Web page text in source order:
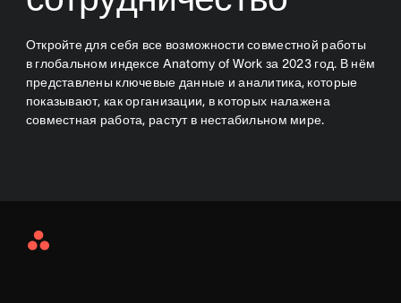
Откройте для себя все возможности совместной работы
в глобальном индексе Anatomy of Work за 2023 год. В нём
представлены ключевые данные и аналитика, которые
показывают, как организации, в которых налажена
совместная работа, растут в нестабильном мире.
Asana